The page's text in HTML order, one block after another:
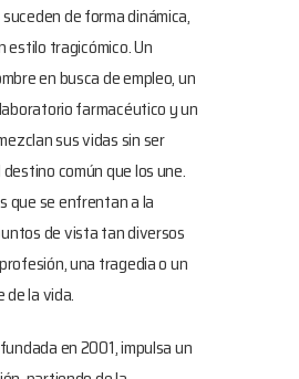
de forma dinámica,
estilo tragicómico. Un
en busca de empleo, un
farmacéutico y un
sus vidas sin ser
común que los une.
que se enfrentan a la
de vista tan diversos
una tragedia o un
la vida.
en 2001, impulsa un